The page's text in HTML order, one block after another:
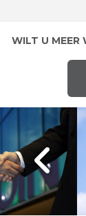
WILT U MEER